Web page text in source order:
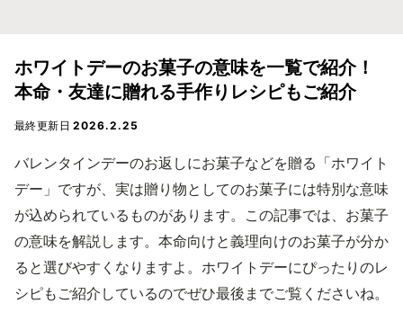
ホワイトデーのお菓子の意味を一覧で紹介！
本命・友達に贈れる手作りレシピもご紹介
最終更新日2026.2.25
バレンタインデーのお返しにお菓子などを贈る「ホワイト
デー」ですが、実は贈り物としてのお菓子には特別な意味
が込められているものがあります。この記事では、お菓子
の意味を解説します。本命向けと義理向けのお菓子が分か
ると選びやすくなりますよ。ホワイトデーにぴったりのレ
シピもご紹介しているのでぜひ最後までご覧くださいね。